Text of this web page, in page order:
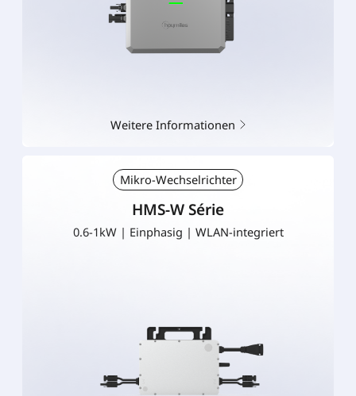
Weitere Informationen
Mikro-Wechselrichter
HMS-W Série
0.6-1kW | Einphasig | WLAN-integriert